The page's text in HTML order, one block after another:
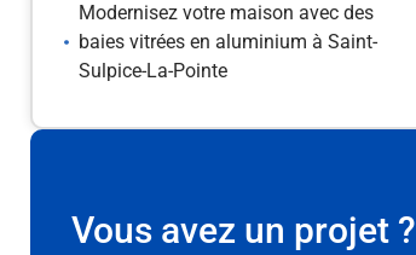
Modernisez votre maison avec des
baies vitrées en aluminium à Saint-
Sulpice-La-Pointe
Vous avez un projet ?